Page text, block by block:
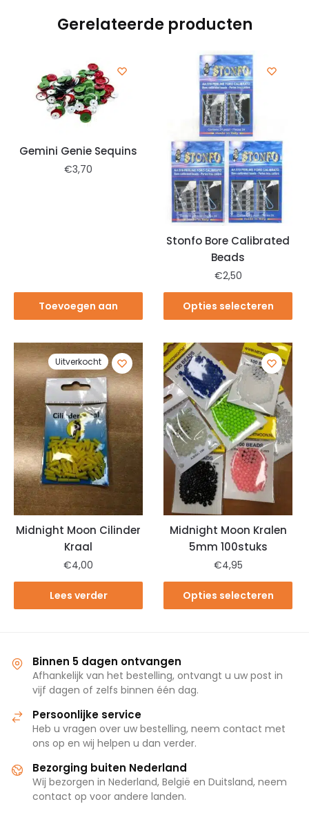
Gerelateerde producten
Gemini Genie Sequins
€3,70
Toevoegen aan
Stonfo Bore Calibrated
Beads
€2,50
Opties selecteren
Uitverkocht
Midnight Moon Cilinder
Kraal
€4,00
Lees verder
Midnight Moon Kralen
5mm 100stuks
€4,95
Opties selecteren
Binnen 5 dagen ontvangen
Afhankelijk van het bestelling, ontvangt u uw post in
vijf dagen of zelfs binnen één dag.
Persoonlijke service
Heb u vragen over uw bestelling, neem contact met
ons op en wij helpen u dan verder.
Bezorging buiten Nederland
Wij bezorgen in Nederland, België en Duitsland, neem
contact op voor andere landen.